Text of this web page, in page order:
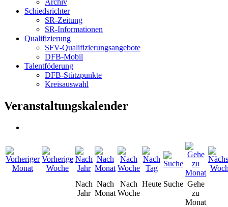
Archiv
Schiedsrichter
SR-Zeitung
SR-Informationen
Qualifizierung
SFV-Qualifizierungsangebote
DFB-Mobil
Talentföderung
DFB-Stützpunkte
Kreisauswahl
Veranstaltungskalender
Nach
Jahr
Nach
Monat
Nach
Woche
Heute Suche Gehe
zu
Monat